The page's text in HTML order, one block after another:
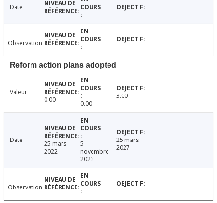
Date
Observation
Reform action plans adopted
Valeur
0.00
0.00
3.00
Date
25 mars
2022
5
novembre
2023
25 mars
2027
Observation